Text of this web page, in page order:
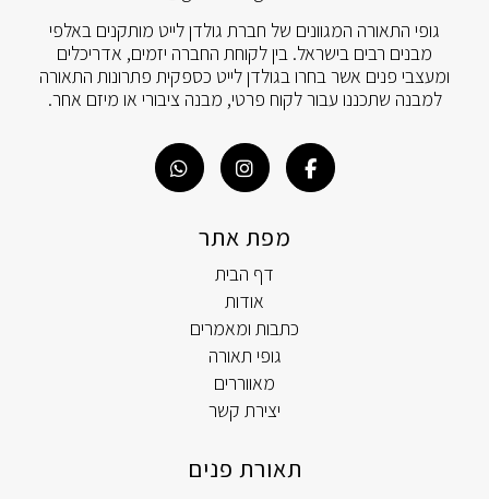
גופי התאורה המגוונים של חברת גולדן לייט מותקנים באלפי
מבנים רבים בישראל. בין לקוחת החברה יזמים, אדריכלים
ומעצבי פנים אשר בחרו בגולדן לייט כספקית פתרונות התאורה
למבנה שתכננו עבור לקוח פרטי, מבנה ציבורי או מיזם אחר.
מפת אתר
דף הבית
אודות
כתבות ומאמרים
גופי תאורה
מאווררים
יצירת קשר
תאורת פנים